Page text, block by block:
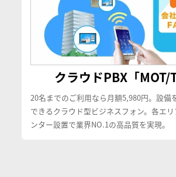
クラウドPBX「MOT/
20名までのご利用なら月額5,980円。設備
できるクラウド型ビジネスフォン。各エ
ンター設置で業界NO.1の高品質を実現。